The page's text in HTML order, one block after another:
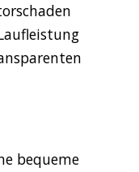
bequeme